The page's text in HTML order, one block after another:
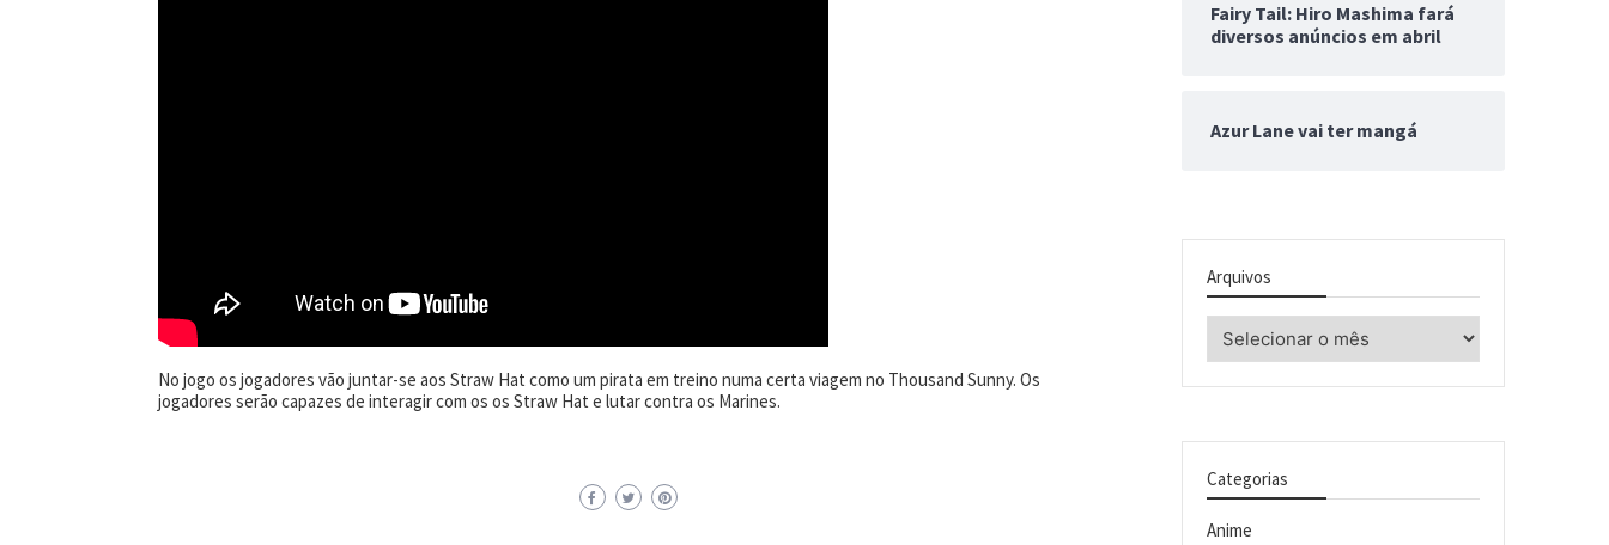
No jogo os jogadores vão juntar-se aos Straw Hat como um pirata em treino numa certa viagem no Thousand Sunny. Os
jogadores serão capazes de interagir com os os Straw Hat e lutar contra os Marines.
Fairy Tail: Hiro Mashima fará
diversos anúncios em abril
Azur Lane vai ter mangá
Arquivos
Arquivos
Categorias
Anime